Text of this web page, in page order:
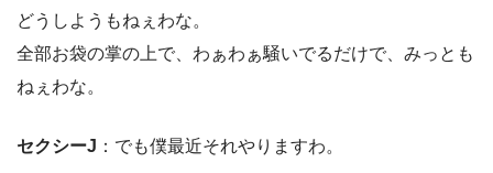
どうしようもねぇわな。
全部お袋の掌の上で、わぁわぁ騒いでるだけで、みっとも
ねぇわな。
セクシーJ ：でも僕最近それやりますわ。